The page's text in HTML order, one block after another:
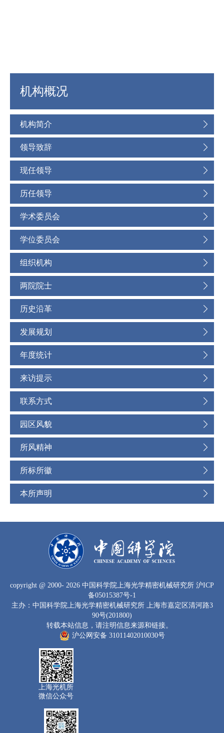
机构概况
机构简介
领导致辞
现任领导
历任领导
学术委员会
学位委员会
组织机构
两院院士
历史沿革
发展规划
年度统计
来访提示
联系方式
园区风貌
所风精神
所标所徽
本所声明
copyright @ 2000- 2026 中国科学院上海光学精密机械研究所 沪ICP
备05015387号-1
主办：中国科学院上海光学精密机械研究所 上海市嘉定区清河路3
90号(201800)
转载本站信息，请注明信息来源和链接。
沪公网安备 31011402010030号
上海光机所
微信公众号